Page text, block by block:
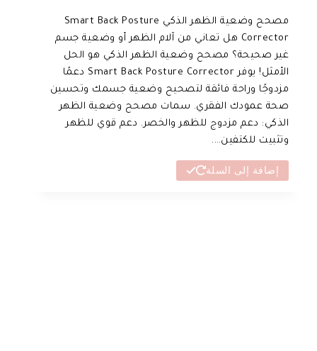
مصحح وضعية الظهر الذكي Smart Back Posture
Corrector هل تعاني من آلام الظهر أو وضعية جسم
غير صحيحة؟ مصحح وضعية الظهر الذكي هو الحل
الأمثل! يوفر Smart Back Posture Corrector دعمًا
مزدوجًا وراحة فائقة لتصحيح وضعية جسمك وتحسين
صحة عمودك الفقري. سمات مصحح وضعية الظهر
الذكي: دعم مزدوج للظهر والخصر. دعم قوي للظهر
وتثبيت للكتفين….
إضافة إلى السلة